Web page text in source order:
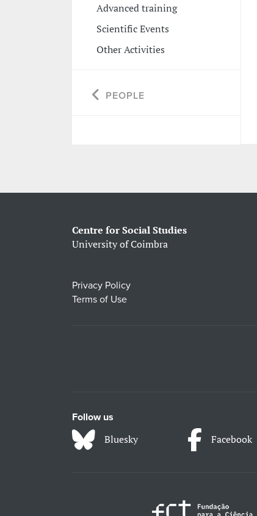
Advanced training
Scientific Events
Other Activities
PEOPLE
Centre for Social Studies
University of Coimbra
Privacy Policy
Terms of Use
Follow us
Bluesky Facebook